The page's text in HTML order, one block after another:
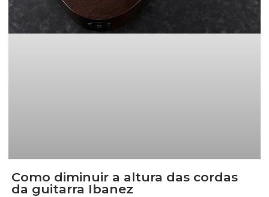
Como diminuir a altura das cordas
da guitarra Ibanez